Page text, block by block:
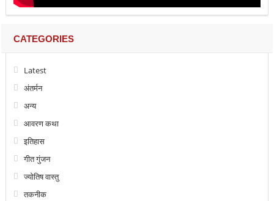
CATEGORIES
Latest
अंतर्मन
अन्य
आवरण कथा
इतिहास
गीत गुंजन
ज्योतिष वास्तु
तकनीक